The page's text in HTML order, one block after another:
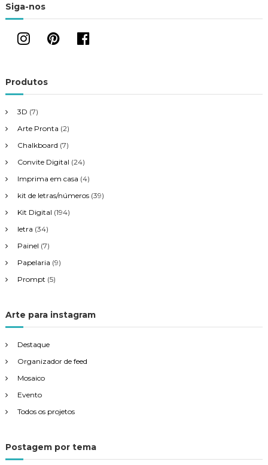
Siga-nos
Produtos
3D (7)
Arte Pronta (2)
Chalkboard (7)
Convite Digital (24)
Imprima em casa (4)
kit de letras/números (39)
Kit Digital (194)
letra (34)
Painel (7)
Papelaria (9)
Prompt (5)
Arte para instagram
Destaque
Organizador de feed
Mosaico
Evento
Todos os projetos
Postagem por tema